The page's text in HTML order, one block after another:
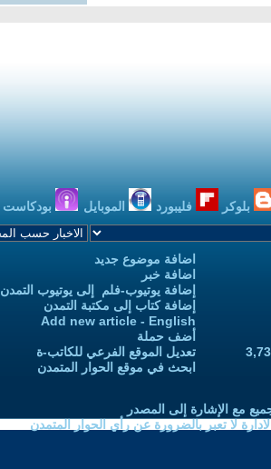
بلوكر فليبورد الموبايل بودكاست
اضافة موضوع جديد
اضافة خبر
إضافة يوتيوب-فلم إلى يوتيوب التمدن
إضافة كتاب إلى مكتبة التمدن
Add new article - English
أضف حملة
تعديل الموقع الفرعي للكاتب-ة
ابحث في موقع الحوار المتمدن
مع الإشارة إلى المصدر
لا تعبر بالضرورة عن رأي الحوار المتمدن